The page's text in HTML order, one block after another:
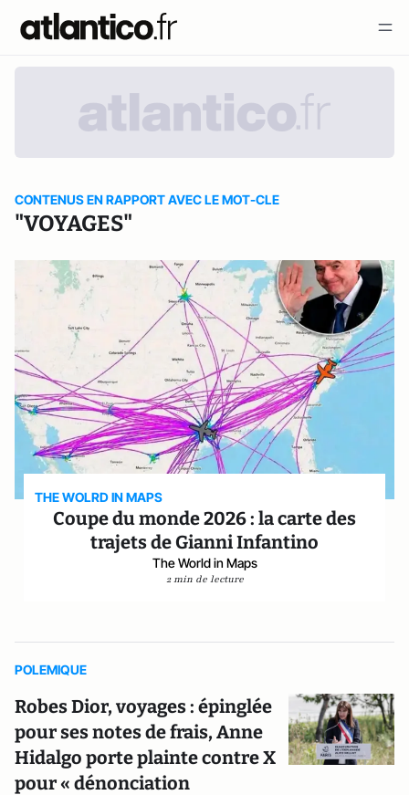
CONTENUS EN RAPPORT AVEC LE MOT-CLE
"VOYAGES"
THE WOLRD IN MAPS
Coupe du monde 2026 : la carte des
trajets de Gianni Infantino
The World in Maps
2 min de lecture
POLEMIQUE
Robes Dior, voyages : épinglée
pour ses notes de frais, Anne
Hidalgo porte plainte contre X
pour « dénonciation